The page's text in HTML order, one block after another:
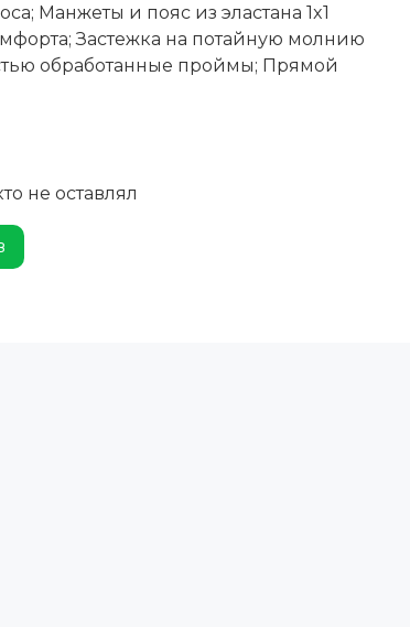
Манжеты и пояс из эластана 1x1
Застежка на потайную молнию
обработанные проймы; Прямой
не оставлял